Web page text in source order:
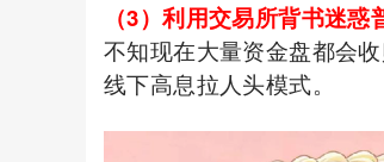
（3）利用交易所背书迷惑
不知现在大量资金盘都会
线下高息拉人头模式。